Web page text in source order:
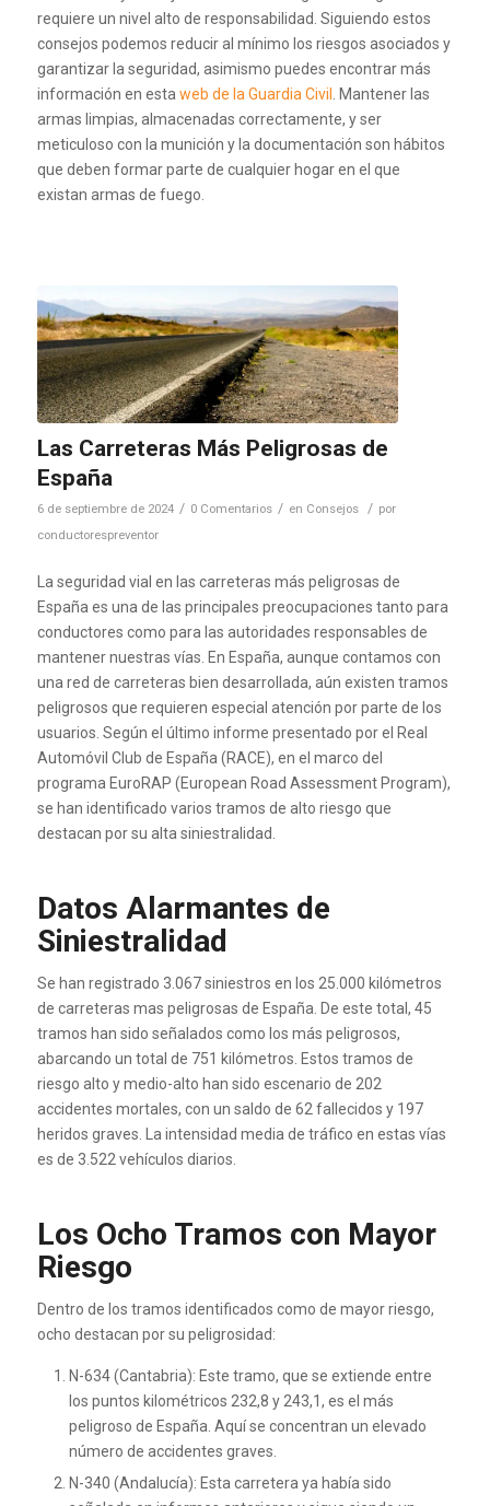
requiere un nivel alto de responsabilidad. Siguiendo estos
consejos podemos reducir al mínimo los riesgos asociados y
garantizar la seguridad, asimismo puedes encontrar más
información en esta web de la Guardia Civil . Mantener las
armas limpias, almacenadas correctamente, y ser
meticuloso con la munición y la documentación son hábitos
que deben formar parte de cualquier hogar en el que
existan armas de fuego.
Las Carreteras Más Peligrosas de
España
6 de septiembre de 2024 / 0 Comentarios / en Consejos / por
conductorespreventor
La seguridad vial en las carreteras más peligrosas de
España es una de las principales preocupaciones tanto para
conductores como para las autoridades responsables de
mantener nuestras vías. En España, aunque contamos con
una red de carreteras bien desarrollada, aún existen tramos
peligrosos que requieren especial atención por parte de los
usuarios. Según el último informe presentado por el Real
Automóvil Club de España (RACE), en el marco del
programa EuroRAP (European Road Assessment Program),
se han identificado varios tramos de alto riesgo que
destacan por su alta siniestralidad.
Datos Alarmantes de
Siniestralidad
Se han registrado 3.067 siniestros en los 25.000 kilómetros
de carreteras mas peligrosas de España. De este total, 45
tramos han sido señalados como los más peligrosos,
abarcando un total de 751 kilómetros. Estos tramos de
riesgo alto y medio-alto han sido escenario de 202
accidentes mortales, con un saldo de 62 fallecidos y 197
heridos graves. La intensidad media de tráfico en estas vías
es de 3.522 vehículos diarios.
Los Ocho Tramos con Mayor
Riesgo
Dentro de los tramos identificados como de mayor riesgo,
ocho destacan por su peligrosidad:
N-634 (Cantabria): Este tramo, que se extiende entre
los puntos kilométricos 232,8 y 243,1, es el más
peligroso de España. Aquí se concentran un elevado
número de accidentes graves.
N-340 (Andalucía): Esta carretera ya había sido